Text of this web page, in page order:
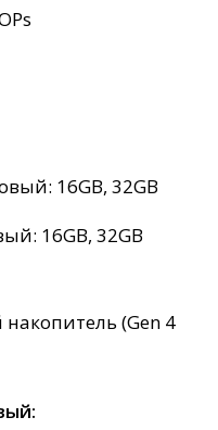
16GB, 32GB
16GB, 32GB
(Gen 4